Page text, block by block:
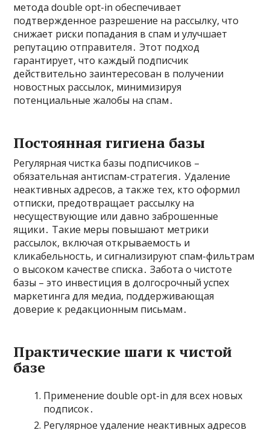
метода double opt-in обеспечивает
подтвержденное разрешение на рассылку, что
снижает риски попадания в спам и улучшает
репутацию отправителя․ Этот подход
гарантирует, что каждый подписчик
действительно заинтересован в получении
новостных рассылок, минимизируя
потенциальные жалобы на спам․
Постоянная гигиена базы
Регулярная чистка базы подписчиков –
обязательная антиспам-стратегия․ Удаление
неактивных адресов, а также тех, кто оформил
отписки, предотвращает рассылку на
несуществующие или давно заброшенные
ящики․ Такие меры повышают метрики
рассылок, включая открываемость и
кликабельность, и сигнализируют спам-фильтрам
о высоком качестве списка․ Забота о чистоте
базы – это инвестиция в долгосрочный успех
маркетинга для медиа, поддерживающая
доверие к редакционным письмам․
Практические шаги к чистой
базе
Применение double opt-in для всех новых
подписок․
Регулярное удаление неактивных адресов